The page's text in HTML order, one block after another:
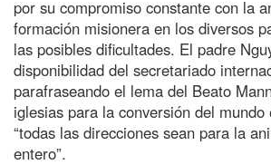
por su compromiso constante con la
formación misionera en los diversos
las posibles dificultades. El padre
disponibilidad del secretariado
parafraseando el lema del Beato
iglesias para la conversión del mundo
“todas las direcciones sean para la
entero”.